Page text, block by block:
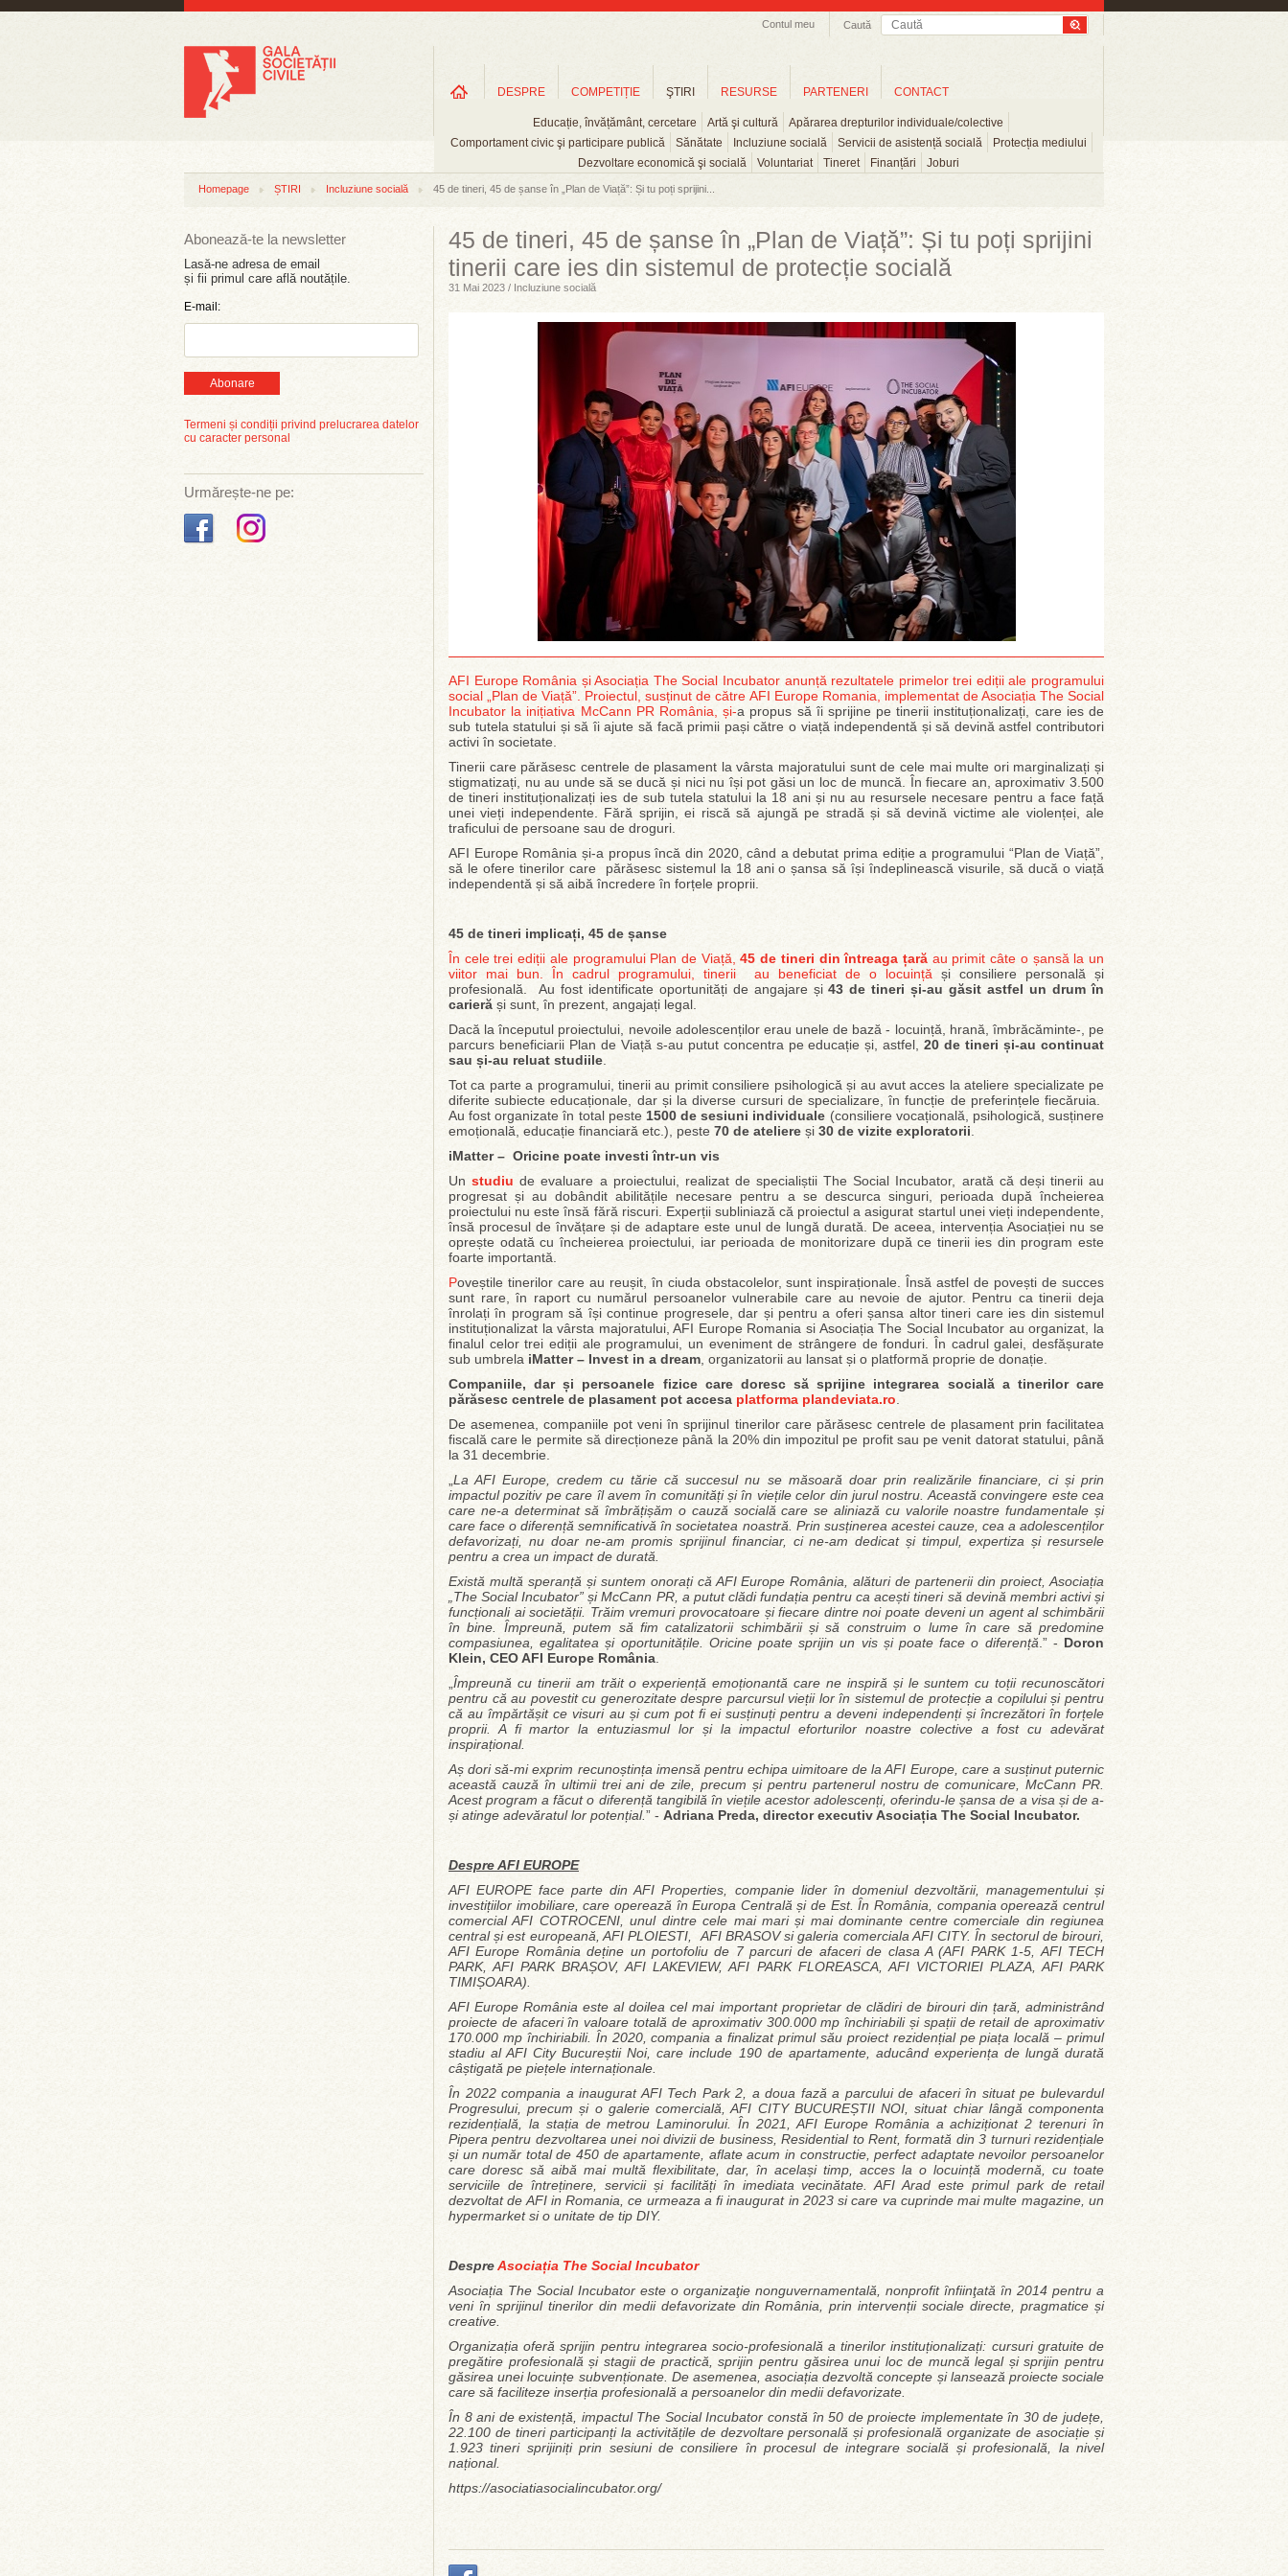
Caută
Contul meu
DESPRE COMPETIȚIE ŞTIRI
Educație, învățământ, cercetare Artă şi cultură
Apărarea drepturilor individuale/colective
Comportament civic şi participare publică
Sănătate Incluziune socială Servicii de asistență socială
Protecția mediului
Dezvoltare economică şi socială
Voluntariat Tineret Finanțări Joburi
RESURSE PARTENERI CONTACT
Homepage ȘTIRI Incluziune socială 45 de tineri, 45 de șanse în „Plan de Viață”: Și tu poți sprijini...
Abonează-te la newsletter
Lasă-ne adresa de email
și fii primul care află noutățile.
E-mail:
Abonare
Termeni și condiții privind prelucrarea datelor
cu caracter personal
Urmărește-ne pe:
45 de tineri, 45 de șanse în „Plan de Viață”: Și tu poți sprijini
tinerii care ies din sistemul de protecție socială
31 Mai 2023 / Incluziune socială
AFI Europe România și Asociația The Social Incubator anunță rezultatele primelor trei ediții ale programului
social „Plan de Viață”. Proiectul, susținut de către AFI Europe Romania, implementat de Asociația The Social
Incubator la inițiativa McCann PR România, și-a propus să îi sprijine pe tinerii instituționalizați, care ies de
sub tutela statului și să îi ajute să facă primii pași către o viață independentă și să devină astfel contributori
activi în societate.
Tinerii care părăsesc centrele de plasament la vârsta majoratului sunt de cele mai multe ori marginalizați și
stigmatizați, nu au unde să se ducă și nici nu își pot găsi un loc de muncă. În fiecare an, aproximativ 3.500
de tineri instituționalizați ies de sub tutela statului la 18 ani și nu au resursele necesare pentru a face față
unei vieți independente. Fără sprijin, ei riscă să ajungă pe stradă și să devină victime ale violenței, ale
traficului de persoane sau de droguri.
AFI Europe România și-a propus încă din 2020, când a debutat prima ediție a programului “Plan de Viață”,
să le ofere tinerilor care părăsesc sistemul la 18 ani o șansa să își îndeplinească visurile, să ducă o viață
independentă și să aibă încredere în forțele proprii.
45 de tineri implicați, 45 de șanse
În cele trei ediții ale programului Plan de Viață,45 de tineri din întreaga țară au primit câte o șansă la un
viitor mai bun. În cadrul programului, tinerii au beneficiat de o locuință și consiliere personală și
profesională. Au fost identificate oportunități de angajare și43 de tineri și-au găsit astfel un drum în
carieră și sunt, în prezent, angajați legal.
Dacă la începutul proiectului, nevoile adolescenților erau unele de bază - locuință, hrană, îmbrăcăminte-, pe
parcurs beneficiarii Plan de Viață s-au putut concentra pe educație și, astfel,20 de tineri și-au continuat
sau și-au reluat studiile
Tot ca parte a programului, tinerii au primit consiliere psihologică și au avut acces la ateliere specializate pe
diferite subiecte educaționale, dar și la diverse cursuri de specializare, în funcție de preferințele fiecăruia.
Au fost organizate în total peste 1500 de sesiuni individuale (consiliere vocațională, psihologică, susținere
emoțională, educație financiară etc.), peste 70 de ateliere și 30 de vizite exploratorii
iMatter – Oricine poate investi într-un vis
Unstudiu de evaluare a proiectului, realizat de specialiștii The Social Incubator, arată că deși tinerii au
progresat și au dobândit abilitățile necesare pentru a se descurca singuri, perioada după încheierea
proiectului nu este însă fără riscuri. Experții subliniază că proiectul a asigurat startul unei vieți independente,
însă procesul de învățare și de adaptare este unul de lungă durată. De aceea, intervenția Asociației nu se
oprește odată cu încheierea proiectului, iar perioada de monitorizare după ce tinerii ies din program este
foarte importantă.
Poveștile tinerilor care au reușit, în ciuda obstacolelor, sunt inspiraționale. Însă astfel de povești de succes
sunt rare, în raport cu numărul persoanelor vulnerabile care au nevoie de ajutor. Pentru ca tinerii deja
înrolați în program să își continue progresele, dar și pentru a oferi șansa altor tineri care ies din sistemul
instituționalizat la vârsta majoratului, AFI Europe Romania si Asociația The Social Incubator au organizat, la
finalul celor trei ediții ale programului, un eveniment de strângere de fonduri. În cadrul galei, desfășurate
sub umbrela iMatter – Invest in a dream , organizatorii au lansat și o platformă proprie de donație.
Companiile, dar și persoanele fizice care doresc să sprijine integrarea socială a tinerilor care
părăsesc centrele de plasament pot accesa platforma plandeviata.ro
De asemenea, companiile pot veni în sprijinul tinerilor care părăsesc centrele de plasament prin facilitatea
fiscală care le permite să direcționeze până la 20% din impozitul pe profit sau pe venit datorat statului, până
la 31 decembrie.
La AFI Europe, credem cu tărie că succesul nu se măsoară doar prin realizările financiare, ci și prin
impactul pozitiv pe care îl avem în comunități și în viețile celor din jurul nostru. Această convingere este cea
care ne-a determinat să îmbrățișăm o cauză socială care se aliniază cu valorile noastre fundamentale și
care face o diferență semnificativă în societatea noastră. Prin susținerea acestei cauze, cea a adolescenților
defavorizați, nu doar ne-am promis sprijinul financiar, ci ne-am dedicat și timpul, expertiza și resursele
pentru a crea un impact de durată.
Există multă speranță și suntem onorați că AFI Europe România, alături de partenerii din proiect, Asociația
„The Social Incubator” și McCann PR, a putut clădi fundația pentru ca acești tineri să devină membri activi și
funcționali ai societății. Trăim vremuri provocatoare și fiecare dintre noi poate deveni un agent al schimbării
în bine. Împreună, putem să fim catalizatorii schimbării și să construim o lume în care să predomine
compasiunea, egalitatea și oportunitățile. Oricine poate sprijin un vis și poate face o diferență .” - Doron
Klein, CEO AFI Europe România
Împreună cu tinerii am trăit o experiență emoționantă care ne inspiră și le suntem cu toții recunoscători
pentru că au povestit cu generozitate despre parcursul vieții lor în sistemul de protecție a copilului și pentru
că au împărtășit ce visuri au și cum pot fi ei susținuți pentru a deveni independenți și încrezători în forțele
proprii. A fi martor la entuziasmul lor și la impactul eforturilor noastre colective a fost cu adevărat
inspirațional.
Aș dori să-mi exprim recunoștința imensă pentru echipa uimitoare de la AFI Europe, care a susținut puternic
această cauză în ultimii trei ani de zile, precum și pentru partenerul nostru de comunicare, McCann PR.
Acest program a făcut o diferență tangibilă în viețile acestor adolescenți, oferindu-le șansa de a visa și de a-
și atinge adevăratul lor potențial.” - Adriana Preda, director executiv Asociația The Social Incubator.
Despre AFI EUROPE
AFI EUROPE face parte din AFI Properties, companie lider în domeniul dezvoltării, managementului și
investițiilor imobiliare, care operează în Europa Centrală și de Est. În România, compania operează centrul
comercial AFI COTROCENI, unul dintre cele mai mari și mai dominante centre comerciale din regiunea
central și est europeană, AFI PLOIESTI, AFI BRASOV si galeria comerciala AFI CITY. În sectorul de birouri,
AFI Europe România deține un portofoliu de 7 parcuri de afaceri de clasa A (AFI PARK 1-5, AFI TECH
PARK, AFI PARK BRAȘOV, AFI LAKEVIEW, AFI PARK FLOREASCA, AFI VICTORIEI PLAZA, AFI PARK
TIMIȘOARA).
AFI Europe România este al doilea cel mai important proprietar de clădiri de birouri din țară, administrând
proiecte de afaceri în valoare totală de aproximativ 300.000 mp închiriabili și spații de retail de aproximativ
170.000 mp închiriabili. În 2020, compania a finalizat primul său proiect rezidențial pe piața locală – primul
stadiu al AFI City Bucureștii Noi, care include 190 de apartamente, aducând experiența de lungă durată
câștigată pe piețele internaționale.
În 2022 compania a inaugurat AFI Tech Park 2, a doua fază a parcului de afaceri în situatpe bulevardul
Progresului, precum și o galerie comercială, AFI CITY BUCUREȘTII NOI,situat chiar lângă componenta
rezidențială, la stația de metrou Laminorului. În 2021, AFI Europe România a achiziționat 2 terenuri în
Pipera pentru dezvoltarea unei noi divizii de business, Residential to Rent, formată din 3 turnuri rezidențiale
și un număr total de 450 de apartamente, aflate acum in constructie, perfect adaptate nevoilor persoanelor
care doresc să aibă mai multă flexibilitate, dar, în același timp, acces la o locuință modernă, cu toate
serviciile de întreținere, servicii și facilități în imediata vecinătate. AFI Arad este primul park de retail
dezvoltat de AFI in Romania, ce urmeaza a fi inaugurat in 2023 si care va cuprinde mai multe magazine, un
hypermarket si o unitate de tip DIY.
DespreAsociația The Social Incubator
Asociația The Social Incubator este o organizaţie nonguvernamentală, nonprofit ȋnfiinţată ȋn 2014 pentru a
veni ȋn sprijinul tinerilor din medii defavorizate din România, prin intervenții sociale directe, pragmatice și
creative.
Organizația oferă sprijin pentru integrarea socio-profesională a tinerilor instituționalizați: cursuri gratuite de
pregătire profesională și stagii de practică, sprijin pentru găsirea unui loc de muncă legal și sprijin pentru
găsirea unei locuințe subvenționate. De asemenea, asociația dezvoltă concepte și lansează proiecte sociale
care să faciliteze inserția profesională a persoanelor din medii defavorizate.
În 8 ani de existență, impactul The Social Incubator constă în 50 de proiecte implementate în 30 de județe,
22.100 de tineri participanți la activitățile de dezvoltare personală și profesională organizate de asociație și
1.923 tineri sprijiniți prin sesiuni de consiliere în procesul de integrare socială și profesională, la nivel
național.
https://asociatiasocialincubator.org/